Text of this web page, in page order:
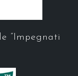
“Impegnati